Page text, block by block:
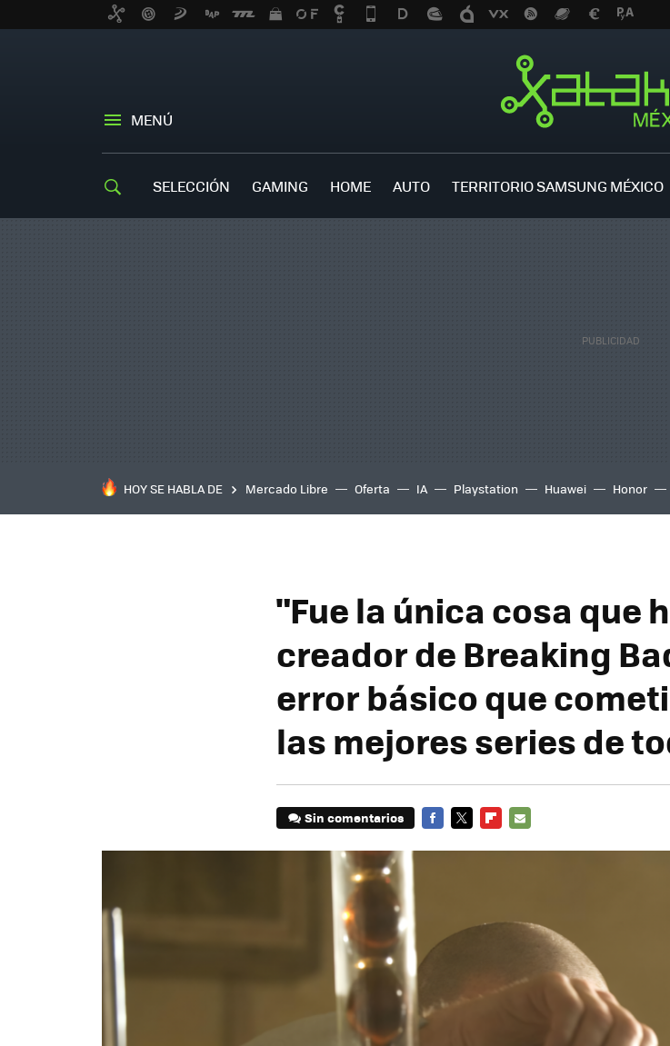
MENÚ
SELECCIÓN GAMING HOME AUTO TERRITORIO SAMSUNG MÉXICO
HOY SE HABLA DE Mercado Libre Oferta IA Playstation Huawei Honor
"Fue la única cosa que
creador de Breaking
error básico que
las mejores series de
Sin comentarios